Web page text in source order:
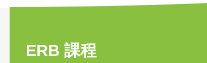
ERB 課程